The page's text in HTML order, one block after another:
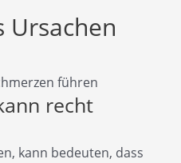
recht
kann bedeuten, dass